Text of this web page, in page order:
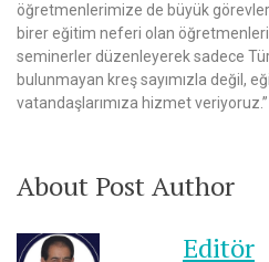
öğretmenlerimize de büyük
birer eğitim neferi olan
seminerler düzenleyerek sadece
bulunmayan kreş sayımızla değil,
vatandaşlarımıza hizmet
About Post Author
Editör